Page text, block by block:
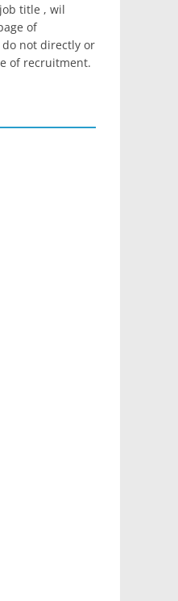
title , wil
of
not directly or
of recruitment.